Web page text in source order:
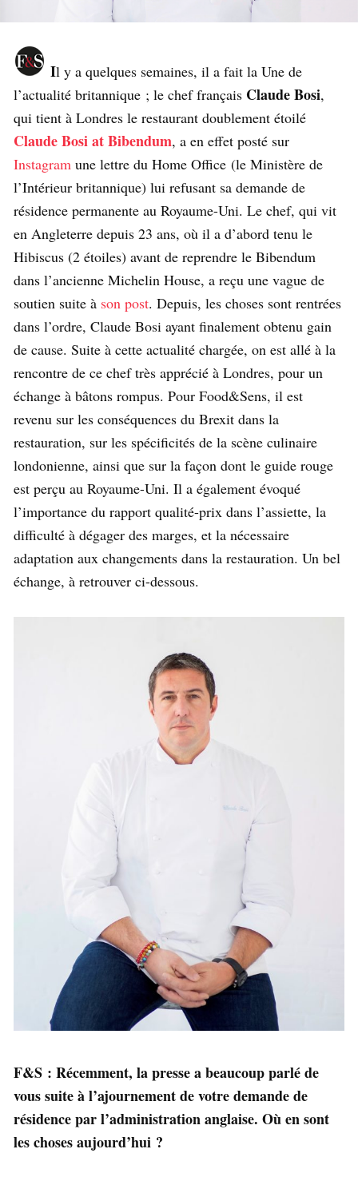
Il y a quelques semaines, il a fait la Une de
l’actualité britannique ; le chef français Claude Bosi,
qui tient à Londres le restaurant doublement étoilé
Claude Bosi at Bibendum, a en effet posté sur
Instagram une lettre du Home Office (le Ministère de
l’Intérieur britannique) lui refusant sa demande de
résidence permanente au Royaume-Uni. Le chef, qui vit
en Angleterre depuis 23 ans, où il a d’abord tenu le
Hibiscus (2 étoiles) avant de reprendre le Bibendum
dans l’ancienne Michelin House, a reçu une vague de
soutien suite à son post. Depuis, les choses sont rentrées
dans l’ordre, Claude Bosi ayant finalement obtenu gain
de cause. Suite à cette actualité chargée, on est allé à la
rencontre de ce chef très apprécié à Londres, pour un
échange à bâtons rompus. Pour Food&Sens, il est
revenu sur les conséquences du Brexit dans la
restauration, sur les spécificités de la scène culinaire
londonienne, ainsi que sur la façon dont le guide rouge
est perçu au Royaume-Uni. Il a également évoqué
l’importance du rapport qualité-prix dans l’assiette, la
difficulté à dégager des marges, et la nécessaire
adaptation aux changements dans la restauration. Un bel
échange, à retrouver ci-dessous.
F&S : Récemment, la presse a beaucoup parlé de
vous suite à l’ajournement de votre demande de
résidence par l’administration anglaise. Où en sont
les choses aujourd’hui ?